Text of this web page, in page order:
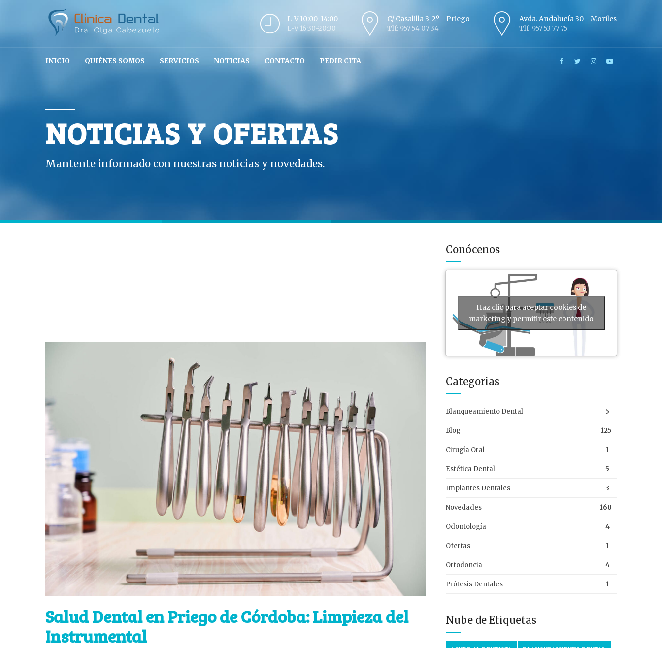
L-V 10:00-14:00
L-V 16:30-20:30
C/ Casalilla 3, 2º - Priego
Tlf: 957 54 07 34
Avda. Andalucía 30 - Moriles
Tlf: 957 53 77 75
INICIO QUIÉNES SOMOS SERVICIOS NOTICIAS CONTACTO PEDIR CITA
NOTICIAS Y OFERTAS
Mantente informado con nuestras noticias y novedades.
Salud Dental en Priego de Córdoba: Limpieza del
Instrumental
Conócenos
Haz clic para aceptar cookies de
marketing y permitir este contenido
Categorias
Blanqueamiento Dental 5
Blog 125
Cirugía Oral 1
Estética Dental 5
Implantes Dentales 3
Novedades 160
Odontología 4
Ofertas 1
Ortodoncia 4
Prótesis Dentales 1
Nube de Etiquetas